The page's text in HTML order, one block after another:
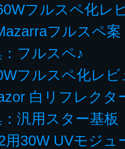
フルスペ化レ
フルスペ案
フルスペ♪
フルスペ化レビ
白リフレクタ
汎用スター基板
用30W UVモジュ